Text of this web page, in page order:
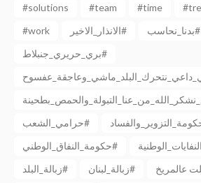
#solutions
#team #time
#work
الانذار_الاخير#
بدنا_نحاسب#
بري_حريري_جنبلاط#
حرامي_الشعب#
حكومة_النفاق_الوطني#
زبالة_البلد#
زبالة_لبنان#